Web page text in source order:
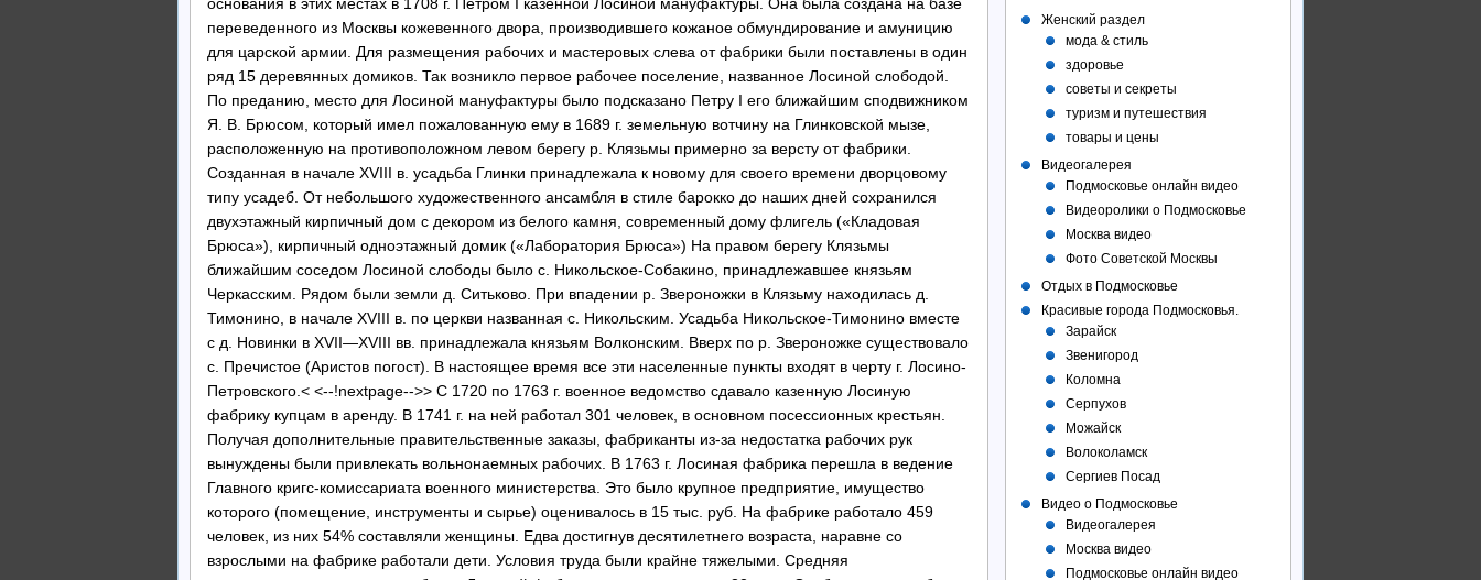
переведенного из Москвы кожевенного двора, производившего кожаное обмундирование и амуницию
для царской армии. Для размещения рабочих и мастеровых слева от фабрики были поставлены в один
ряд 15 деревянных домиков. Так возникло первое рабочее поселение, названное Лосиной слободой.
По преданию, место для Лосиной мануфактуры было подсказано Петру I его ближайшим сподвижником
Я. В. Брюсом, который имел пожалованную ему в 1689 г. земельную вотчину на Глинковской мызе,
расположенную на противоположном левом берегу р. Клязьмы примерно за версту от фабрики.
Созданная в начале XVIII в. усадьба Глинки принадлежала к новому для своего времени дворцовому
типу усадеб. От небольшого художественного ансамбля в стиле барокко до наших дней сохранился
двухэтажный кирпичный дом с декором из белого камня, современный дому флигель («Кладовая
Брюса»), кирпичный одноэтажный домик («Лаборатория Брюса») На правом берегу Клязьмы
ближайшим соседом Лосиной слободы было с. Никольское-Собакино, принадлежавшее князьям
Черкасским. Рядом были земли д. Ситьково. При впадении р. Звероножки в Клязьму находилась д.
Тимонино, в начале XVIII в. по церкви названная с. Никольским. Усадьба Никольское-Тимонино вместе
с д. Новинки в XVII—XVIII вв. принадлежала князьям Волконским. Вверх по р. Звероножке существовало
с. Пречистое (Аристов погост). В настоящее время все эти населенные пункты входят в черту г. Лосино-
Петровского.< <--!nextpage-->> С 1720 по 1763 г. военное ведомство сдавало казенную Лосиную
фабрику купцам в аренду. В 1741 г. на ней работал 301 человек, в основном посессионных крестьян.
Получая дополнительные правительственные заказы, фабриканты из-за недостатка рабочих рук
вынуждены были привлекать вольнонаемных рабочих. В 1763 г. Лосиная фабрика перешла в ведение
Главного кригс-комиссариата военного министерства. Это было крупное предприятие, имущество
которого (помещение, инструменты и сырье) оценивалось в 15 тыс. руб. На фабрике работало 459
человек, из них 54% составляли женщины. Едва достигнув десятилетнего возраста, наравне со
взрослыми на фабрике работали дети. Условия труда были крайне тяжелыми. Средняя
Женский раздел
мода & стиль
здоровье
советы и секреты
туризм и путешествия
товары и цены
Видеогалерея
Подмосковье онлайн видео
Видеоролики о Подмосковье
Москва видео
Фото Советcкой Москвы
Отдых в Подмосковье
Красивые города Подмосковья.
Зарайск
Звенигород
Коломна
Серпухов
Можайск
Волоколамск
Сергиев Посад
Видео о Подмосковье
Видеогалерея
Москва видео
Подмосковье онлайн видео